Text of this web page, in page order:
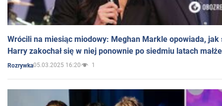
Wrócili na miesiąc miodowy: Meghan Markle opowiada, jak
Harry zakochał się w niej ponownie po siedmiu latach
Rozrywka05.03.2025 16:20 1